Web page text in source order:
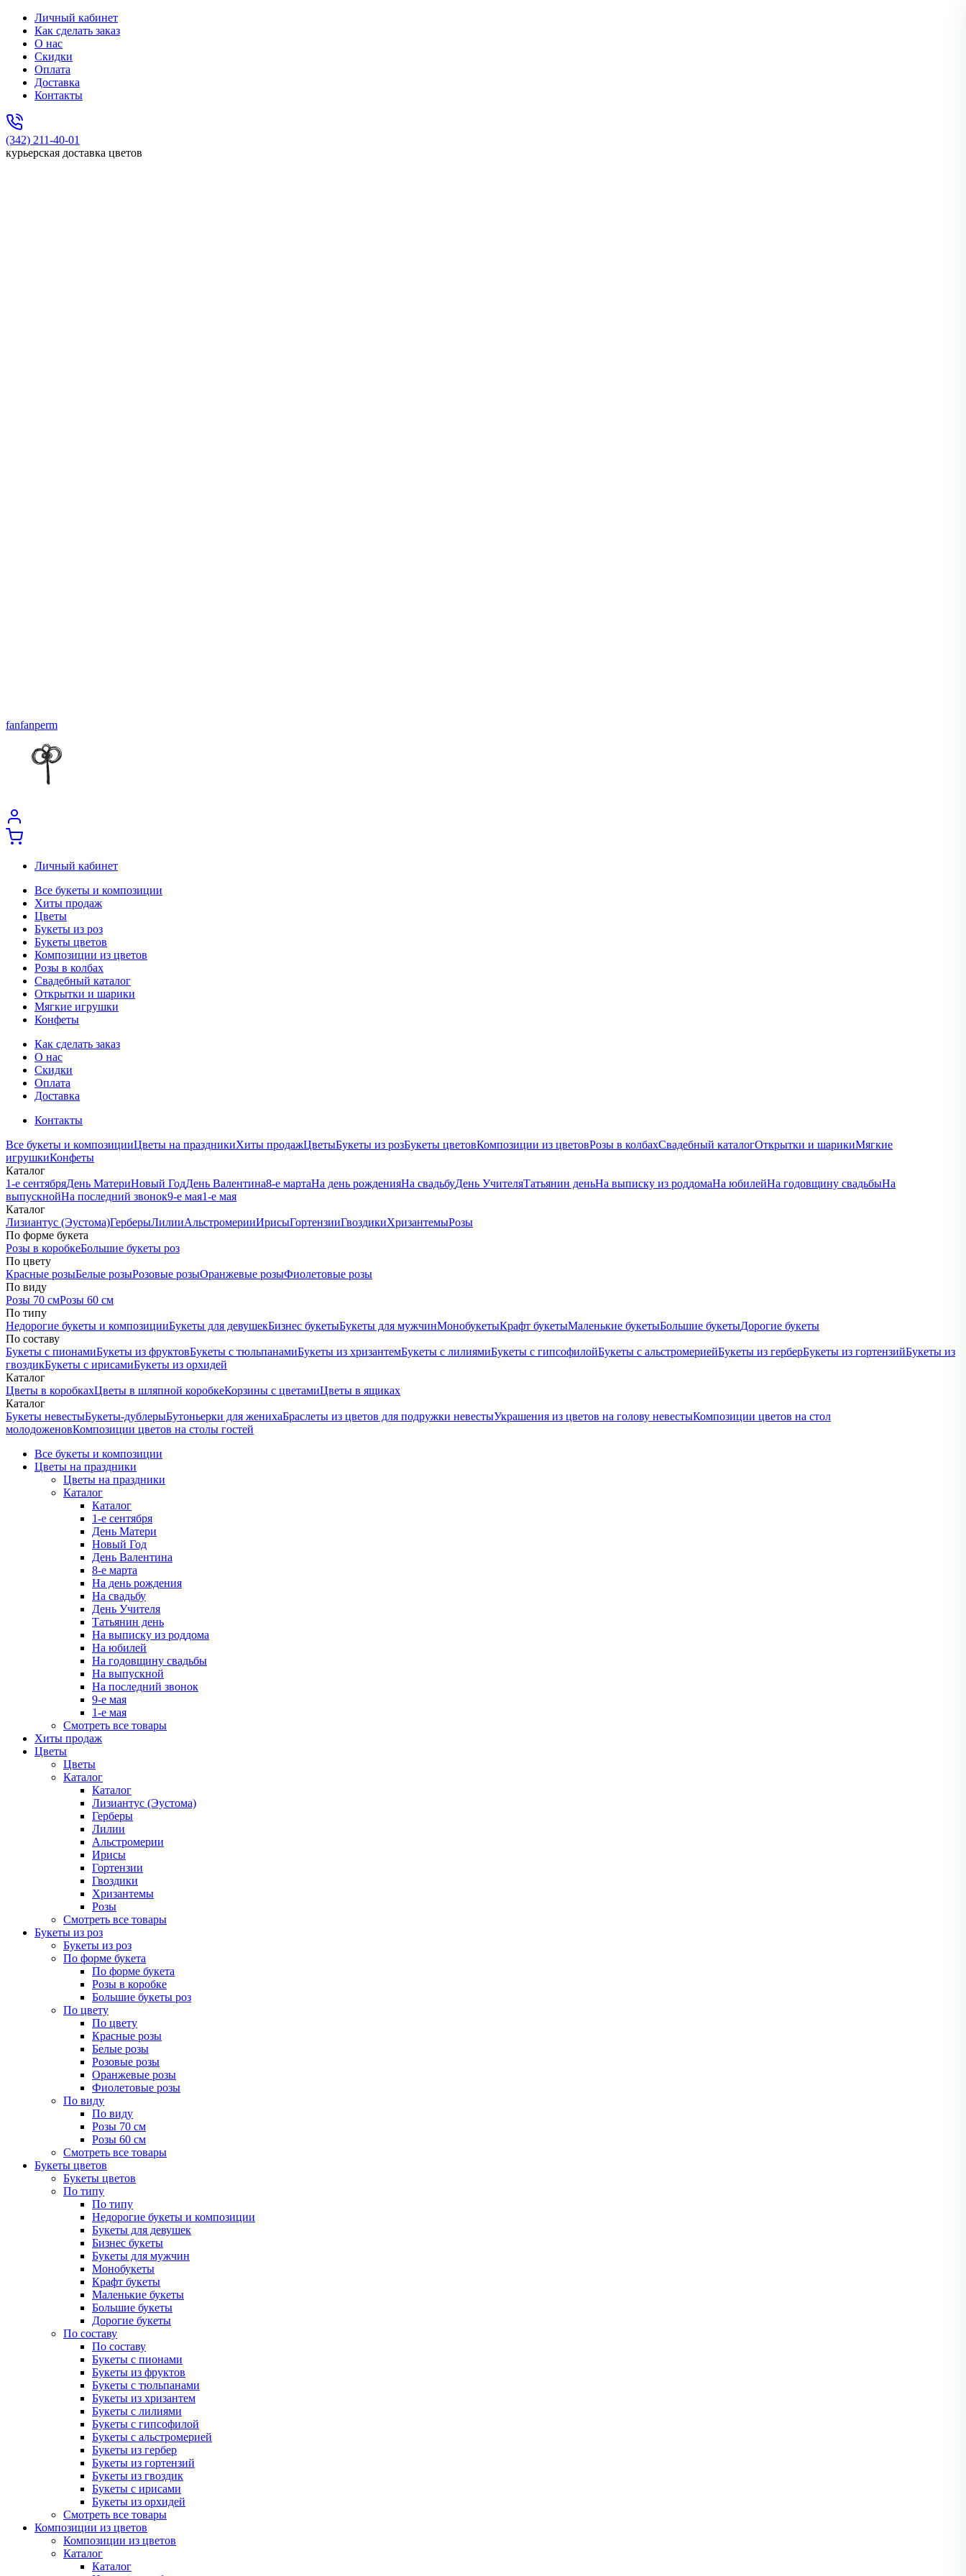
Личный кабинет
Как сделать заказ
О нас
Скидки
Оплата
Доставка
Контакты
(342) 211-40-01
курьерская доставка цветов
fanfanperm
Личный кабинет
Все букеты и композиции
Хиты продаж
Цветы
Букеты из роз
Букеты цветов
Композиции из цветов
Розы в колбах
Свадебный каталог
Открытки и шарики
Мягкие игрушки
Конфеты
Как сделать заказ
О нас
Скидки
Оплата
Доставка
Контакты
Все букеты и композицииЦветы на праздникиХиты продажЦветыБукеты из розБукеты цветовКомпозиции из цветовРозы в колбахСвадебный каталогОткрытки и шарикиМягкие
игрушкиКонфеты
Каталог
1-е сентябряДень МатериНовый ГодДень Валентина8-е мартаНа день рожденияНа свадьбуДень УчителяТатьянин деньНа выписку из роддомаНа юбилейНа годовщину свадьбыНа
выпускнойНа последний звонок9-е мая1-е мая
Каталог
Лизиантус (Эустома)ГерберыЛилииАльстромерииИрисыГортензииГвоздикиХризантемыРозы
По форме букета
Розы в коробкеБольшие букеты роз
По цвету
Красные розыБелые розыРозовые розыОранжевые розыФиолетовые розы
По виду
Розы 70 смРозы 60 см
По типу
Недорогие букеты и композицииБукеты для девушекБизнес букетыБукеты для мужчинМонобукетыКрафт букетыМаленькие букетыБольшие букетыДорогие букеты
По составу
Букеты с пионамиБукеты из фруктовБукеты с тюльпанамиБукеты из хризантемБукеты с лилиямиБукеты с гипсофилойБукеты с альстромериейБукеты из герберБукеты из гортензийБукеты из
гвоздикБукеты с ирисамиБукеты из орхидей
Каталог
Цветы в коробкахЦветы в шляпной коробкеКорзины с цветамиЦветы в ящиках
Каталог
Букеты невестыБукеты-дублерыБутоньерки для женихаБраслеты из цветов для подружки невестыУкрашения из цветов на голову невестыКомпозиции цветов на стол
молодоженовКомпозиции цветов на столы гостей
Все букеты и композиции
Цветы на праздники
Цветы на праздники
Каталог
Каталог
1-е сентября
День Матери
Новый Год
День Валентина
8-е марта
На день рождения
На свадьбу
День Учителя
Татьянин день
На выписку из роддома
На юбилей
На годовщину свадьбы
На выпускной
На последний звонок
9-е мая
1-е мая
Смотреть все товары
Хиты продаж
Цветы
Цветы
Каталог
Каталог
Лизиантус (Эустома)
Герберы
Лилии
Альстромерии
Ирисы
Гортензии
Гвоздики
Хризантемы
Розы
Смотреть все товары
Букеты из роз
Букеты из роз
По форме букета
По форме букета
Розы в коробке
Большие букеты роз
По цвету
По цвету
Красные розы
Белые розы
Розовые розы
Оранжевые розы
Фиолетовые розы
По виду
По виду
Розы 70 см
Розы 60 см
Смотреть все товары
Букеты цветов
Букеты цветов
По типу
По типу
Недорогие букеты и композиции
Букеты для девушек
Бизнес букеты
Букеты для мужчин
Монобукеты
Крафт букеты
Маленькие букеты
Большие букеты
Дорогие букеты
По составу
По составу
Букеты с пионами
Букеты из фруктов
Букеты с тюльпанами
Букеты из хризантем
Букеты с лилиями
Букеты с гипсофилой
Букеты с альстромерией
Букеты из гербер
Букеты из гортензий
Букеты из гвоздик
Букеты с ирисами
Букеты из орхидей
Смотреть все товары
Композиции из цветов
Композиции из цветов
Каталог
Каталог